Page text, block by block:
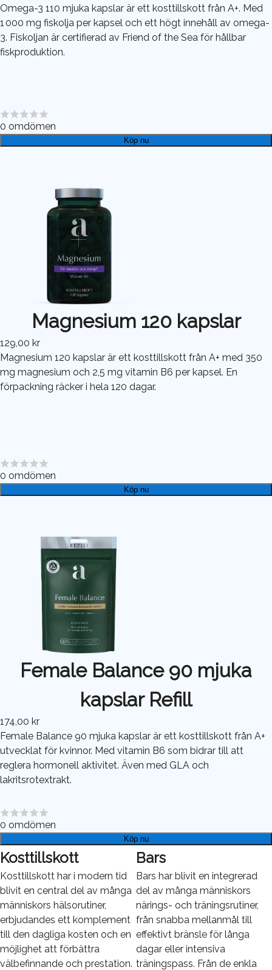
Omega-3 110 mjuka kapslar är ett kosttillskott från A+. Med
1 000 mg fiskolja per kapsel och ett högt innehåll av omega-
3. Fiskoljan är certifierad av Friend of the Sea för hållbar
fiskproduktion.
0 omdömen
Köp nu
Magnesium 120 kapslar
129,00 kr
Magnesium 120 kapslar är ett kosttillskott från A+ med 350
mg magnesium och 2,5 mg vitamin B6 per kapsel. En
förpackning räcker i hela 120 dagar.
0 omdömen
Köp nu
Female Balance 90 mjuka
kapslar Refill
174,00 kr
Female Balance 90 mjuka kapslar är ett kosttillskott från A+
utvecklat för kvinnor. Med vitamin B6 som bidrar till att
reglera hormonell aktivitet. Även med GLA och
lakritsrotextrakt.
0 omdömen
Köp nu
Kosttillskott
Kosttillskott har i modern tid
blivit en central del av många
människors hälsorutiner,
erbjudandes ett komplement
till den dagliga kosten och en
möjlighet att förbättra
välbefinnande och prestation.
Bars
Bars har blivit en integrerad
del av många människors
närings- och träningsrutiner,
från snabba mellanmål till
effektivt bränsle för långa
dagar eller intensiva
träningspass. Från de enkla